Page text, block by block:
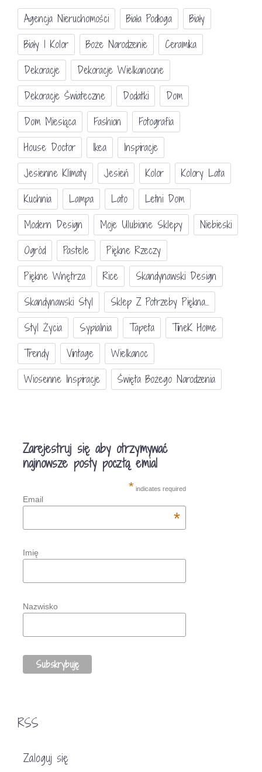
Agencja Nieruchomości Biała Podłoga
Biały
Biały I Kolor
Boże Narodzenie
Ceramika
Dekoracje
Dekoracje Wielkanocne
Dekoracje Świateczne
Dodatki
Dom
Dom Miesiąca
Fashion
Fotografia
House Doctor
Ikea
Inspiracje
Jesienne Klimaty
Jesień Kolor
Kolory Lata
Kuchnia
Lampa Lato
Letni Dom
Modern Design
Moje Ulubione Sklepy
Niebieski
Ogród
Pastele
Piękne Rzeczy
Piękne Wnętrza
Rice
Skandynawski Design
Skandynawski Styl
Sklep Z Potrzeby Piękna...
Styl Życia
Sypialnia Tapeta
TineK Home
Trendy
Vintage
Wielkanoc
Wiosenne Inspiracje
Święta Bożego Narodzenia
Zarejestruj się aby otrzymywać
najnowsze posty pocztą emial
* indicates required
Email
*
Imię
Nazwisko
RSS
Zaloguj się